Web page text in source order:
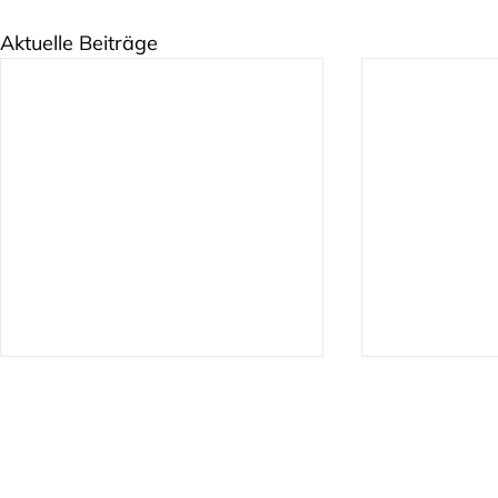
Aktuelle Beiträge